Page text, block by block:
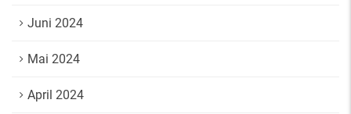
Juni 2024
Mai 2024
April 2024